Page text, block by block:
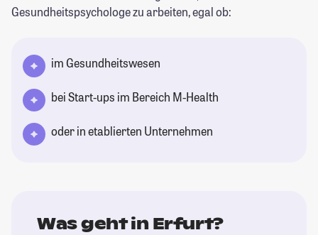
Gesundheitspsychologe zu arbeiten, egal ob:
im Gesundheitswesen
bei Start-ups im Bereich M-Health
oder in etablierten Unternehmen
Was geht in Erfurt?